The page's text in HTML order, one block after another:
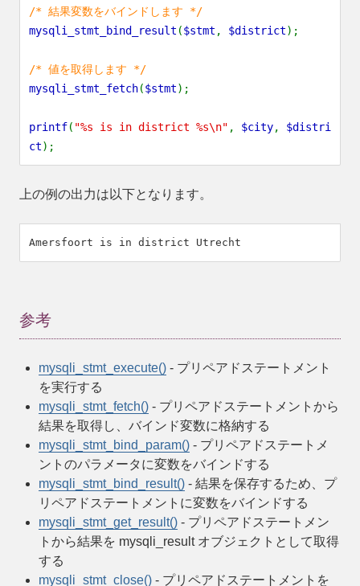
/* 結果変数をバインドします */
mysqli_stmt_bind_result ($stmt , $district);
/* 値を取得します */
mysqli_stmt_fetch($stmt);
printf( "%s is in district %s\n" , $city, $distri
ct);
上の例の出力は以下となります。
参考
mysqli_stmt_execute() - プリペアドステートメント
を実行する
mysqli_stmt_fetch() - プリペアドステートメントから
結果を取得し、バインド変数に格納する
mysqli_stmt_bind_param() - プリペアドステートメ
ントのパラメータに変数をバインドする
mysqli_stmt_bind_result() - 結果を保存するため、プ
リペアドステートメントに変数をバインドする
mysqli_stmt_get_result() - プリペアドステートメン
トから結果を mysqli_result オブジェクトとして取得
する
mysqli_stmt_close() - プリペアドステートメントを